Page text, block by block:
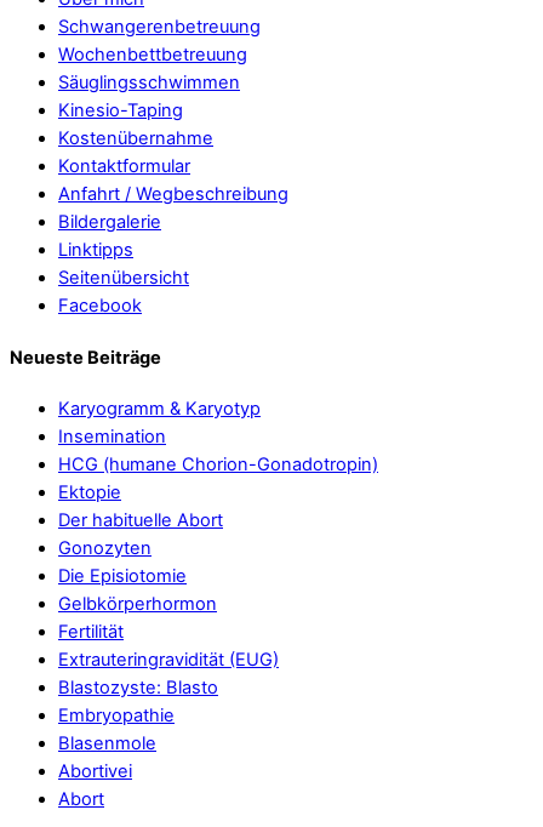
Schwangerenbetreuung
Wochenbettbetreuung
Säuglingsschwimmen
Kinesio-Taping
Kostenübernahme
Kontaktformular
Anfahrt / Wegbeschreibung
Bildergalerie
Linktipps
Seitenübersicht
Facebook
Neueste Beiträge
Karyogramm & Karyotyp
Insemination
HCG (humane Chorion-Gonadotropin)
Ektopie
Der habituelle Abort
Gonozyten
Die Episiotomie
Gelbkörperhormon
Fertilität
Extrauteringravidität (EUG)
Blastozyste: Blasto
Embryopathie
Blasenmole
Abortivei
Abort